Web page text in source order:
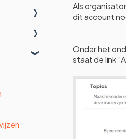
Als
dit account
Onder het
staat de link